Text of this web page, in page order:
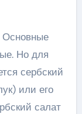
Основные
Но для
сербский
или его
салат